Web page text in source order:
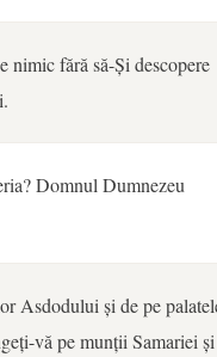
fără să-Și descopere
Domnul Dumnezeu
Asdodului și de pe
vă pe munții Samariei și